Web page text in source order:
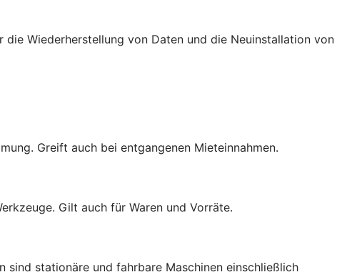
Wiederherstellung von Daten und die Neuinstallation von
Greift auch bei entgangenen Mieteinnahmen.
Gilt auch für Waren und Vorräte.
sind stationäre und fahrbare Maschinen einschließlich